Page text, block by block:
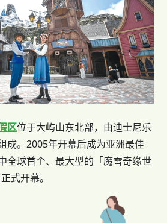
区位于大屿山东北部，由迪士尼乐
成。2005年开幕后成为亚洲最佳
全球首个、最大型的「魔雪奇缘世
式开幕。